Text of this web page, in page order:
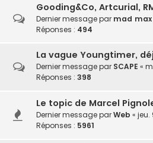
Gooding&Co, Artcurial,
Dernier message par mad max
Réponses : 494
La vague Youngtimer,
Dernier message par SCAPE «
Réponses : 398
Le topic de Marcel
Dernier message parWeb « jeu.
Réponses : 5961